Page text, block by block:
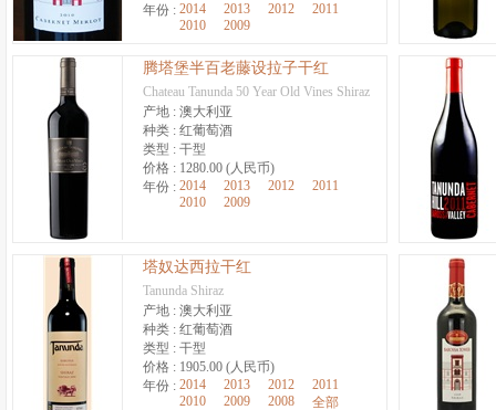
年份 : 2014 2013 2012
2011
2010
2009
腾塔堡半百老藤设拉子干红
Chateau Tanunda 50 Year Old Vines Shiraz
产地 : 澳大利亚
种类 : 红葡萄酒
类型 : 干型
价格 : 1280.00 (人民币)
年份 : 2014 2013 2012
2011
2010
2009
塔奴达西拉干红
Tanunda Shiraz
产地 : 澳大利亚
种类 : 红葡萄酒
类型 : 干型
价格 : 1905.00 (人民币)
年份 : 2014 2013 2012
2011
2010
2009 2008 全部